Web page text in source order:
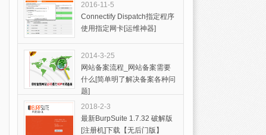
2016-11-5
Connectify Dispatch指定程序
使用指定网卡[运维神器]
2014-3-25
网站备案流程_网站备案需要
什么[简单明了解决备案各种问
题]
2018-2-3
最新BurpSuite 1.7.32 破解版
[注册机]下载【无后门版】